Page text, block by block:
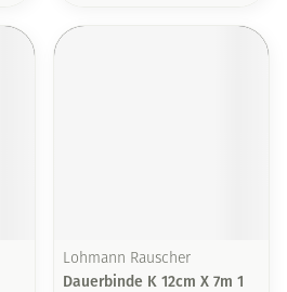
Lohmann Rauscher
Dauerbinde K 12cm X 7m 1